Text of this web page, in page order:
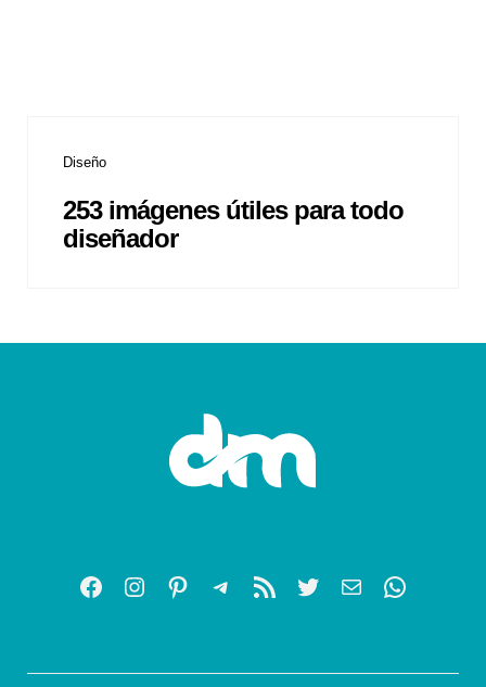
Diseño
253 imágenes útiles para todo
diseñador